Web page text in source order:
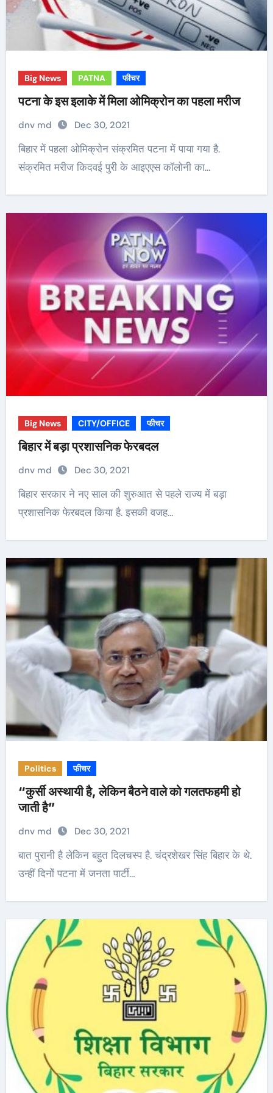
Big News PATNA फीचर
पटना के इस इलाके में मिला ओमिक्रोन का पहला मरीज
dnv md Dec 30, 2021
बिहार में पहला ओमिक्रोन संक्रमित पटना में पाया गया है.
संक्रमित मरीज किदवई पुरी के आइएएस कॉलोनी का…
Big News CITY/OFFICE फीचर
बिहार में बड़ा प्रशासनिक फेरबदल
dnv md Dec 30, 2021
बिहार सरकार ने नए साल की शुरुआत से पहले राज्य में बड़ा
प्रशासनिक फेरबदल किया है. इसकी वजह…
Politics फीचर
“कुर्सी अस्थायी है, लेकिन बैठने वाले को गलतफहमी हो
जाती है”
dnv md Dec 30, 2021
बात पुरानी है लेकिन बहुत दिलचस्प है. चंद्रशेखर सिंह बिहार के थे.
उन्हीं दिनों पटना में जनता पार्टी…